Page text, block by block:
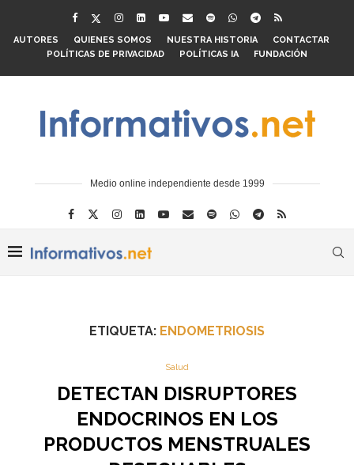
AUTORES QUIENES SOMOS NUESTRA HISTORIA
CONTACTAR
POLÍTICAS DE PRIVACIDAD
POLÍTICAS IA FUNDACIÓN
Medio online independiente desde 1999
ETIQUETA: ENDOMETRIOSIS
Salud
DETECTAN DISRUPTORES
ENDOCRINOS EN LOS
PRODUCTOS MENSTRUALES